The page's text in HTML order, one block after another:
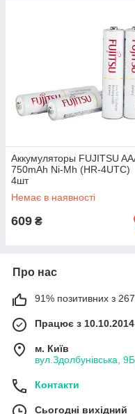
Аккумуляторы FUJITSU
750mAh Ni-Mh (HR-4UTC)
4шт
Немає в наявності
609 ₴
Про нас
91% позитивних з 267
Працює з 10.10.2014
м. Київ
вул.Здолбунівська,
Контакти
Сьогодні вихідний